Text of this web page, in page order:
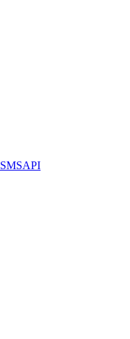
SMSAPI